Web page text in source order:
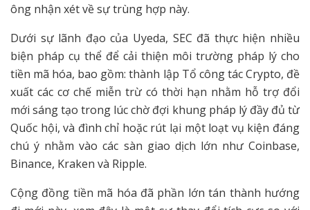
ông nhận xét về sự trùng hợp này.
Dưới sự lãnh đạo của Uyeda, SEC đã thực hiện nhiều
biện pháp cụ thể để cải thiện môi trường pháp lý cho
tiền mã hóa, bao gồm: thành lập Tổ công tác Crypto, đề
xuất các cơ chế miễn trừ có thời hạn nhằm hỗ trợ đổi
mới sáng tạo trong lúc chờ đợi khung pháp lý đầy đủ từ
Quốc hội, và đình chỉ hoặc rút lại một loạt vụ kiện đáng
chú ý nhằm vào các sàn giao dịch lớn như Coinbase,
Binance, Kraken và Ripple.
Cộng đồng tiền mã hóa đã phần lớn tán thành hướng